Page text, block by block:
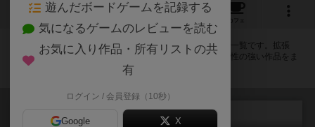
6 3
カフェ
チケットトゥライド：スイスに紐付いているボードゲーム一覧です。拡張
版・続編・リメイク版などの同じシリーズを中心に、関連性の強い作品をま
とめています。
遊んだボードゲームを記録する
気になるゲームのレビューを読む
お気に入り作品・所有リストの共
有
ログイン / 会員登録（10秒）
Google X